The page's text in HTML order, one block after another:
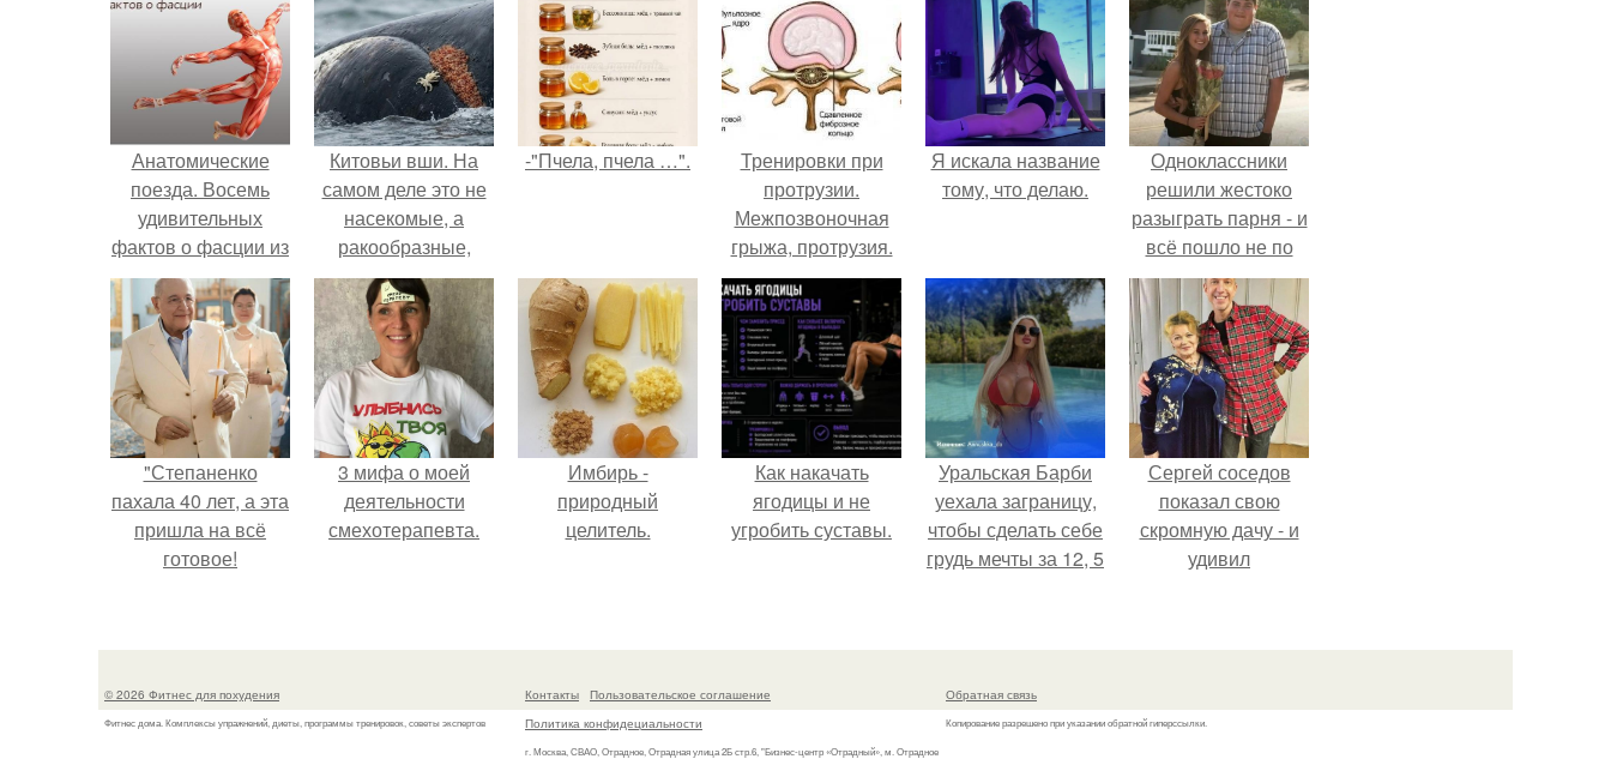
Анатомические
поезда. Восемь
удивительных
фактов о фасции из
книги Томаса
майерса
"Анатомические
Поезда".
Китовьи вши. На
самом деле это не
насекомые, а
ракообразные,
относящиеся к
бокоплавам.
-"Пчела, пчела …".
Тренировки при
протрузии.
Межпозвоночная
грыжа, протрузия.
Я искала название
тому, что делаю.
Одноклассники
решили жестоко
разыграть парня - и
всё пошло не по
плану.
"Степаненко
пахала 40 лет, а эта
пришла на всё
готовое!
3 мифа о моей
деятельности
смехотерапевта.
Имбирь -
природный
целитель.
Как накачать
ягодицы и не
угробить суставы.
Уральская Барби
уехала заграницу,
чтобы сделать себе
грудь мечты за 12, 5
Сергей соседов
показал свою
скромную дачу - и
удивил
© 2026 Фитнес для похудения
Фитнес дома. Комплексы упражнений, диеты, программы тренировок, советы экспертов
Контакты
Пользовательское соглашение
Политика конфидециальности
г. Москва, СВАО, Отрадное, Отрадная улица 2Б стр.6, "Бизнес-центр «Отрадный», м. Отрадное
Обратная связь
Копирование разрешено при указании обратной гиперссылки.